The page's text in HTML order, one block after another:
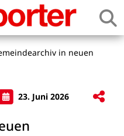
in neuen
23. Juni 2026